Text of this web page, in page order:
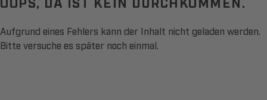
Aufgrund eines Fehlers kann der Inhalt nicht geladen werden.
Bitte versuche es später noch einmal.